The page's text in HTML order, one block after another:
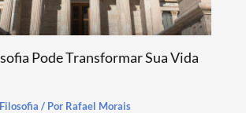
Pode Transformar Sua Vida
Filosofia / Por Rafael Morais